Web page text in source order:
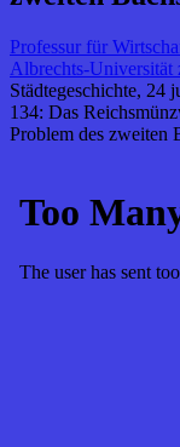
Professur für
Albrechts-Universität
Städtegeschichte, 24
134: Das
Problem des zweiten